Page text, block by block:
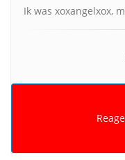
Ik was xoxangelxox,